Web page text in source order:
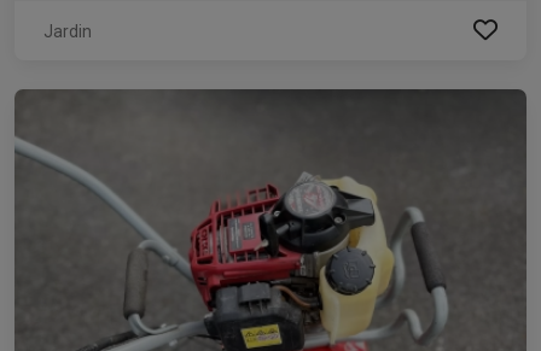
Jardin